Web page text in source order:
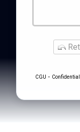
CGU -